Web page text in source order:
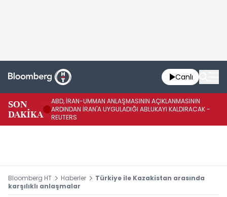
Canlı
SON
DAKİKA
ABD, İRAN-UMMAN ANLAŞMASININ AÇIKLANMASININ
ARDINDAN İRAN'A UYGULADIĞI ABLUKAYI KALDIRACAK -
REUTERS
Bloomberg HT Haberler
Türkiye ile Kazakistan arasında
karşılıklı anlaşmalar